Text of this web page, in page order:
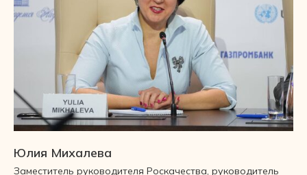
Юлия Михалева
Заместитель руководителя Роскачества, руководитель